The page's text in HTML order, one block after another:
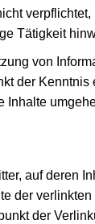
Tätigkeit
von
der
Inhalte
auf deren
der
der